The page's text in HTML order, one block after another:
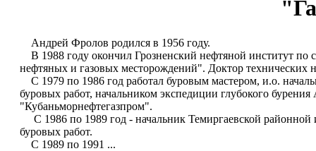
Андрей Фролов родился в 1956 году.
В 1988 году окончил Грозненский нефтяной институт по
нефтяных и газовых месторождений". Доктор технических
С 1979 по 1986 год работал буровым мастером, и.о.
буровых работ, начальником экспедиции глубокого
"Кубаньморнефтегазпром".
С 1986 по 1989 год - начальник Темиргаевской районной
буровых работ.
С 1989 по 1991 ...